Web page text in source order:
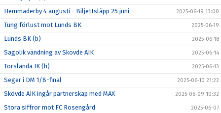
Hemmaderby 4 augusti - Biljettsläpp 25 juni 2025-06-19 13:00
Tung förlust mot Lunds BK 2025-06-19
Lunds BK (b) 2025-06-18
Sagolik vändning av Skövde AIK 2025-06-14
Torslanda IK (h) 2025-06-13
Seger i DM 1/8-final 2025-06-10 21:22
Skövde AIK ingår partnerskap med MAX 2025-06-09 10:32
Stora siffror mot FC Rosengård 2025-06-07